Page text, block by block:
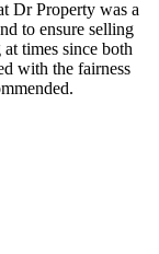
Dr Property was a
to ensure selling
times since both
with the fairness